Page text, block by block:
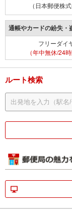
（日本郵便株式
通帳やカードの紛失・
フリーダイ
（年中無休/24
ルート検索